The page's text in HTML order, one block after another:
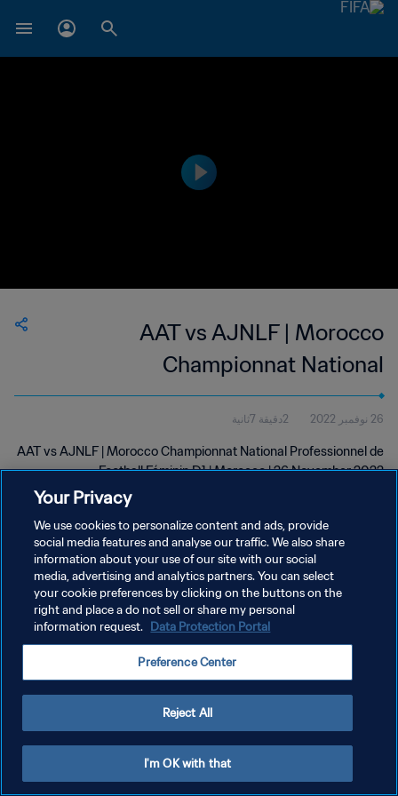
AAT vs AJNLF | Morocco
Championnat National
Professionnel de Football Féminin
D1 | wk 47
26 نوفمبر 2022 2دقيقة 7ثانية
AAT vs AJNLF | Morocco Championnat National Professionnel de
Football Féminin D1 | Morocco | 26 November 2022
سياسة الخصوصية
إدارة تفضيلات ملفات تعريف الارتباط
Your Privacy
We use cookies to personalize content and ads, provide
social media features and analyse our traffic. We also share
information about your use of our site with our social
media, advertising and analytics partners. You can select
your cookie preferences by clicking on the buttons on the
right and place a do not sell or share my personal
information request. Data Protection Portal
Preference Center
Reject All
I'm OK with that